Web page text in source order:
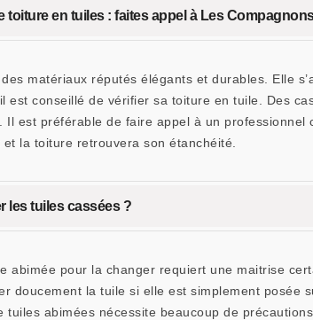
toiture en tuiles : faites appel à Les
matériaux réputés élégants et durables. Elle
est conseillé de vérifier sa toiture en tuile. Des
Il est préférable de faire appel à un
et la toiture retrouvera son étanchéité.
les tuiles cassées ?
abimée pour la changer requiert une maitrise
doucement la tuile si elle est simplement
tuiles abimées nécessite beaucoup de